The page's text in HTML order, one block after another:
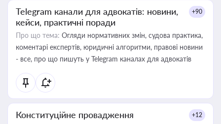
Telegram канали для адвокатів: новини,
кейси, практичні поради
+90
Про що тема: Огляди нормативних змін, судова практика,
коментарі експертів, юридичні алгоритми, правові новини
- все, про що пишуть у Telegram каналах для адвокатів
Конституційне провадження +12